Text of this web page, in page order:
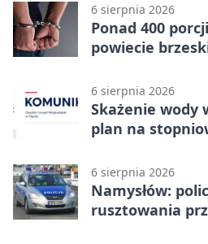
6 sierpnia 2026
Ponad 400
powiecie
6 sierpnia 2026
Skażenie wody
plan na
6 sierpnia 2026
Namysłów:
rusztowania